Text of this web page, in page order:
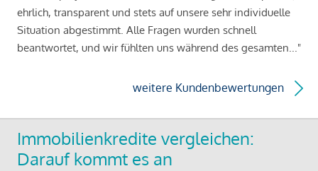
ehrlich, transparent und stets auf unsere sehr individuelle
Situation abgestimmt. Alle Fragen wurden schnell
beantwortet, und wir fühlten uns während des gesamten..."
weitere Kundenbewertungen
Immobilienkredite vergleichen:
Darauf kommt es an